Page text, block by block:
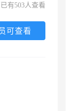
已有503人查看
可查看